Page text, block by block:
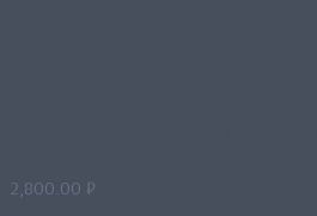
2,800.00 ₽